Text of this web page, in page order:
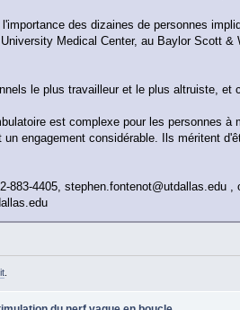
l'importance des dizaines de personnes
Medical Center, au Baylor Scott
le plus travailleur et le plus altruiste, et
est complexe pour les personnes
engagement considérable. Ils méritent
883-4405, stephen.fontenot@utdallas.edu
.